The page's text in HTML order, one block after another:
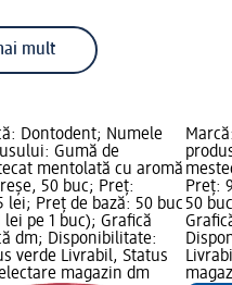
mult
Dontodent; Numele
Gumă de
mentolată cu aromă
50 buc; Preț:
lei; Preț de bază: 50 buc
lei pe 1 buc); Grafică
dm; Disponibilitate:
verde Livrabil, Status
magazin dm
Preț:
50